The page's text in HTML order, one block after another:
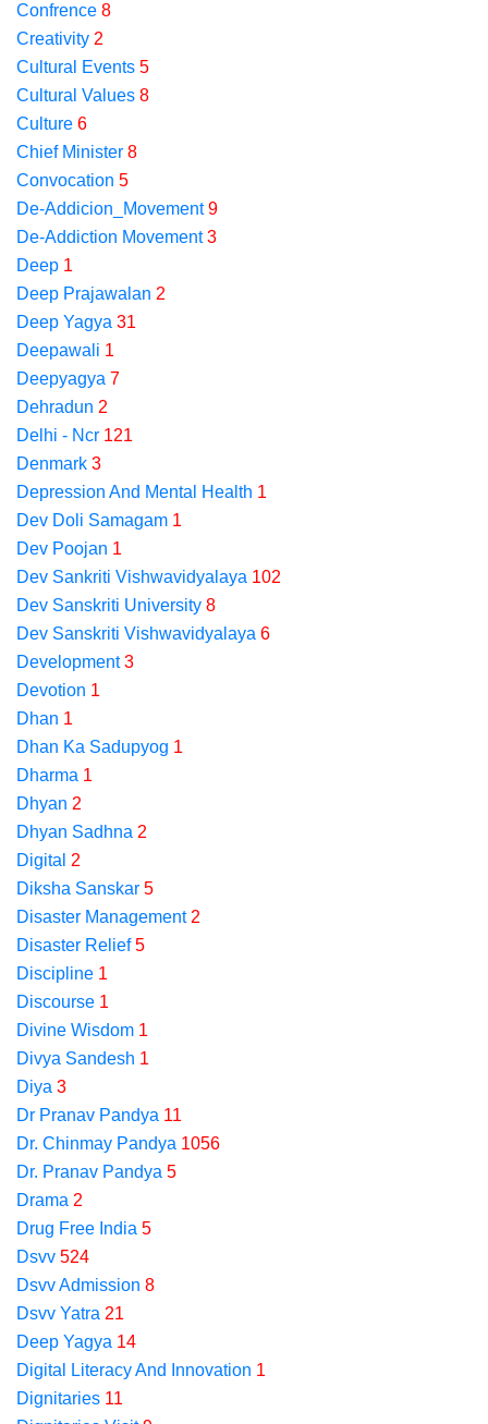
Confrence 8
Creativity 2
Cultural Events 5
Cultural Values 8
Culture 6
Chief Minister 8
Convocation 5
De-Addicion_Movement 9
De-Addiction Movement 3
Deep 1
Deep Prajawalan 2
Deep Yagya 31
Deepawali 1
Deepyagya 7
Dehradun 2
Delhi - Ncr 121
Denmark 3
Depression And Mental Health 1
Dev Doli Samagam 1
Dev Poojan 1
Dev Sankriti Vishwavidyalaya 102
Dev Sanskriti University 8
Dev Sanskriti Vishwavidyalaya 6
Development 3
Devotion 1
Dhan 1
Dhan Ka Sadupyog 1
Dharma 1
Dhyan 2
Dhyan Sadhna 2
Digital 2
Diksha Sanskar 5
Disaster Management 2
Disaster Relief 5
Discipline 1
Discourse 1
Divine Wisdom 1
Divya Sandesh 1
Diya 3
Dr Pranav Pandya 11
Dr. Chinmay Pandya 1056
Dr. Pranav Pandya 5
Drama 2
Drug Free India 5
Dsvv 524
Dsvv Admission 8
Dsvv Yatra 21
Deep Yagya 14
Digital Literacy And Innovation 1
Dignitaries 11